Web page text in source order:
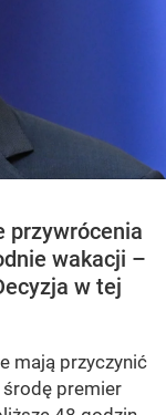
przywrócenia
wakacji –
w tej
mają przyczynić
środę premier